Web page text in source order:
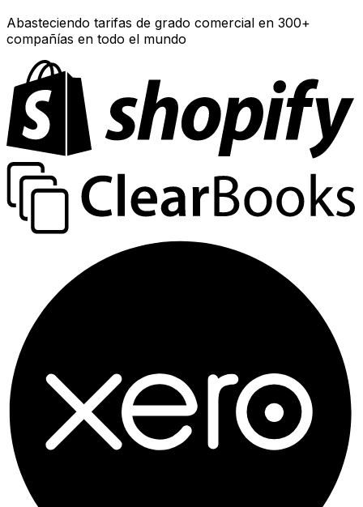
Abasteciendo tarifas de grado comercial en 300+
compañías en todo el mundo